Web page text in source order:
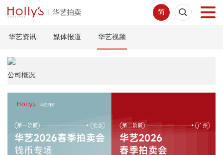
简
首页
网络拍卖
华艺资讯 媒体报道 华艺视频
公司概况